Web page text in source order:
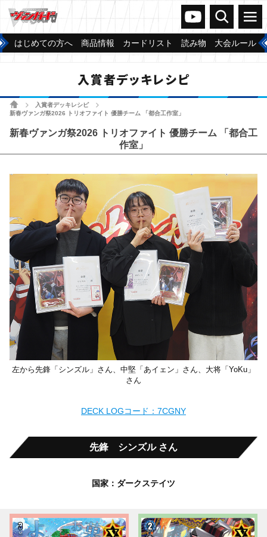
ヴァンガードch
検索 メニュー
はじめての方へ 商品情報 カードリスト 読み物 大会ルール
入賞者デッキレシピ
ホーム 入賞者デッキレシピ
新春ヴァンガ祭2026 トリオファイト 優勝チーム 「都合工作室」
新春ヴァンガ祭2026 トリオファイト 優勝チーム 「都合工
作室」
左から先鋒「シンズル」さん、中堅「あイェン」さん、大将「YoKu」
さん
DECK LOGコード：7CGNY
先鋒 シンズル さん
国家：ダークステイツ